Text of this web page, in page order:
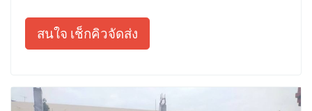
สนใจ เช็กคิวจัดส่ง